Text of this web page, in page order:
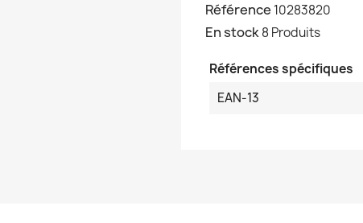
Référence 10283820
En stock8 Produits
Références spécifiques
EAN-13